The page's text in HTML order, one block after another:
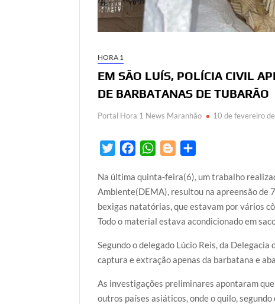
HORA 1
EM SÃO LUÍS, POLÍCIA CIVIL
DE BARBATANAS DE TUBARÃO
Portal Hora 1 News Maranhão 10 de fevereiro
i
t
t
e
c
e
b
o
W
a
t
s
A
o
g
g
e
r
a
r
e
Na última quinta-feira(6), um trabalho
Ambiente(DEMA), resultou na apreensão de
bexigas natatórias, que estavam por vários
Todo o material estava acondicionado em
Segundo o delegado Lúcio Reis, da
captura e extração apenas da barbatana e
As investigações preliminares apontaram
outros países asiáticos, onde o quilo,